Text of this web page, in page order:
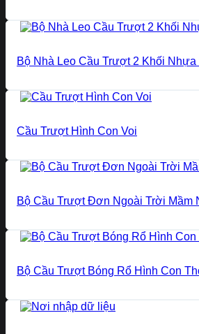
Bộ Nhà Leo Cầu Trượt 2 Khối Nhựa
Cầu Trượt Hình Con Voi
Bộ Cầu Trượt Đơn Ngoài Trời Mầm
Bộ Cầu Trượt Bóng Rổ Hình Con